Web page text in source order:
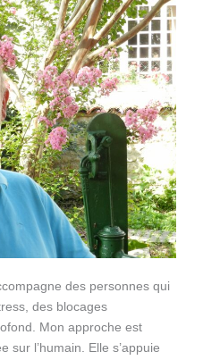
des personnes qui
des blocages
Mon approche est
sur l’humain. Elle s’appuie